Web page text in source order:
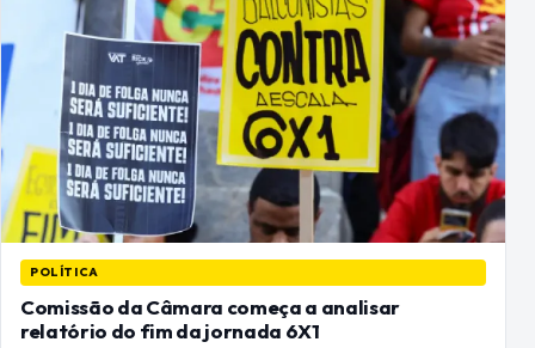
POLÍTICA
Comissão da Câmara começa a analisar
relatório do fim da jornada 6X1